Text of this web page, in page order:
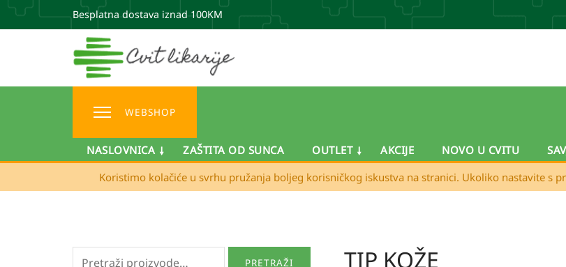
Besplatna dostava iznad 100KM
WEBSHOP
NASLOVNICA ZAŠTITA OD SUNCA OUTLET AKCIJE NOVO U CVITU
Koristimo kolačiće u svrhu pružanja boljeg korisničkog iskustva na stranici. Ukoliko nastavite s
TIP KOŽE
Pretraži: PRETRAŽI